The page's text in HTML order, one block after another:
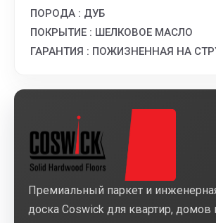
ПОРОДА : ДУБ
ПОКРЫТИЕ : ШЕЛКОВОЕ МАСЛО
ГАРАНТИЯ : ПОЖИЗНЕННАЯ НА
Премиальный паркет и
доска Coswick для квартир, домов